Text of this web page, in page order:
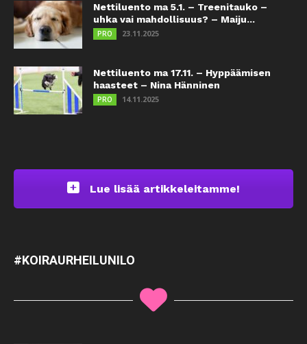
Nettiluento ma 5.1. – Treenitauko –
uhka vai mahdollisuus? – Maiju...
PRO 23.11.2025
Nettiluento ma 17.11. – Hyppäämisen
haasteet – Nina Hänninen
PRO 14.11.2025
Lue lisää artikkeleitamme!
#KOIRAURHEILUNILO